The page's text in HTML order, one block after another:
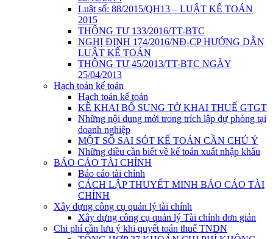
Luật số: 88/2015/QH13 – LUẬT KẾ TOÁN
2015
THÔNG TƯ 133/2016/TT-BTC
NGHỊ ĐỊNH 174/2016/NĐ-CP HƯỚNG DẪN
LUẬT KẾ TOÁN
THÔNG TƯ 45/2013/TT-BTC NGÀY
25/04/2013
Hạch toán kế toán
Hạch toán kế toán
KÊ KHAI BỔ SUNG TỜ KHAI THUẾ GTGT
Những nội dung mới trong trích lập dự phòng tại
doanh nghiệp
MỘT SỐ SAI SÓT KẾ TOÁN CẦN CHÚ Ý
Những điều cần biết về kế toán xuất nhập khẩu
BÁO CÁO TÀI CHÍNH
Báo cáo tài chính
CÁCH LẬP THUYẾT MINH BÁO CÁO TÀI
CHÍNH
Xây dựng công cụ quản lý tài chính
Xây dựng công cụ quản lý Tài chính đơn giản
Chi phí cần lưu ý khi quyết toán thuế TNDN